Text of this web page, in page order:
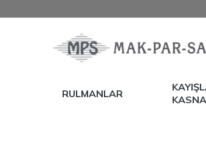
RULMANLAR